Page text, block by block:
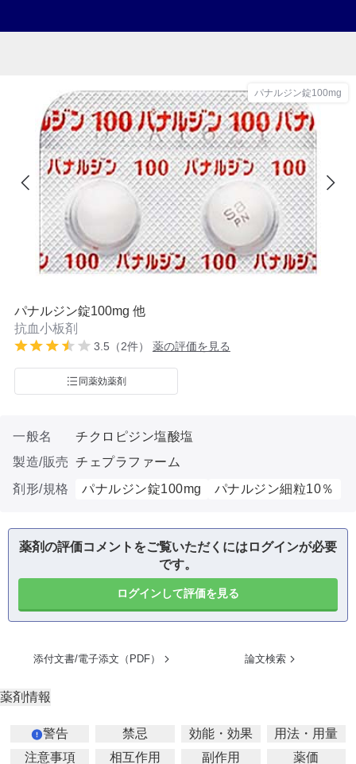
パナルジン錠100mg
パナルジン錠100mg 他
抗血小板剤
3.5（2件） 薬の評価を見る
同薬効薬剤
一般名
チクロピジン塩酸塩
製造/販売 チェプラファーム
剤形/規格
パナルジン錠100mg パナルジン細粒10％
薬剤の評価コメントをご覧いただくにはログインが必要
です。
ログインして評価を見る
添付文書/電子添文（PDF） 論文検索
薬剤情報
警告 禁忌 効能・効果
用法・用量
注意事項
相互作用 副作用 薬価